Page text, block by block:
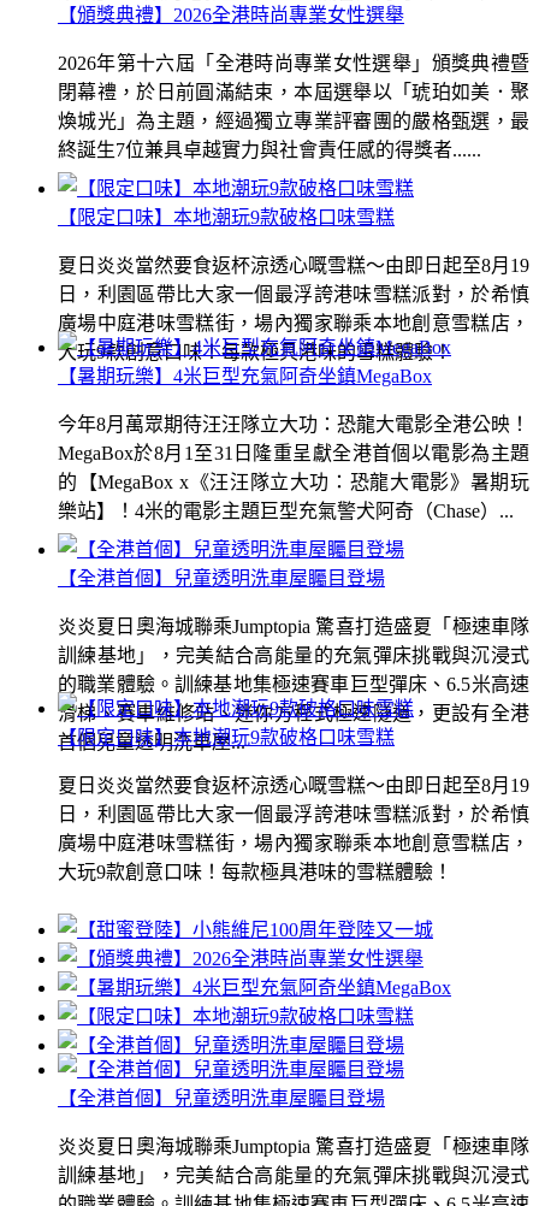
【限定口味】本地潮玩9款破格口味雪糕
夏日炎炎當然要食返杯涼透心嘅雪糕～由即日起至8月19
日，利園區帶比大家一個最浮誇港味雪糕派對，於希慎
廣場中庭港味雪糕街，場內獨家聯乘本地創意雪糕店，
大玩9款創意口味！每款極具港味的雪糕體驗！
【全港首個】兒童透明洗車屋矚目登場
炎炎夏日奧海城聯乘Jumptopia 驚喜打造盛夏「極速車隊
訓練基地」，完美結合高能量的充氣彈床挑戰與沉浸式
的職業體驗。訓練基地集極速賽車巨型彈床、6.5米高速
滑梯、賽車維修站、迷你方程式極速隧道，更設有全港
首個兒童透明洗車屋...
【頒獎典禮】2026全港時尚專業女性選舉
2026年第十六屆「全港時尚專業女性選舉」頒獎典禮暨
閉幕禮，於日前圓滿結束，本屆選舉以「琥珀如美．聚
煥城光」為主題，經過獨立專業評審團的嚴格甄選，最
終誕生7位兼具卓越實力與社會責任感的得獎者......
【暑期玩樂】4米巨型充氣阿奇坐鎮MegaBox
今年8月萬眾期待汪汪隊立大功：恐龍大電影全港公映！
MegaBox於8月1至31日隆重呈獻全港首個以電影為主題
的【MegaBox x《汪汪隊立大功：恐龍大電影》暑期玩
樂站】！4米的電影主題巨型充氣警犬阿奇（Chase）...
【限定口味】本地潮玩9款破格口味雪糕
夏日炎炎當然要食返杯涼透心嘅雪糕～由即日起至8月19
日，利園區帶比大家一個最浮誇港味雪糕派對，於希慎
廣場中庭港味雪糕街，場內獨家聯乘本地創意雪糕店，
大玩9款創意口味！每款極具港味的雪糕體驗！
【全港首個】兒童透明洗車屋矚目登場
炎炎夏日奧海城聯乘Jumptopia 驚喜打造盛夏「極速車隊
訓練基地」，完美結合高能量的充氣彈床挑戰與沉浸式